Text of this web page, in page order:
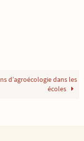
d’agroécologie dans les
écoles